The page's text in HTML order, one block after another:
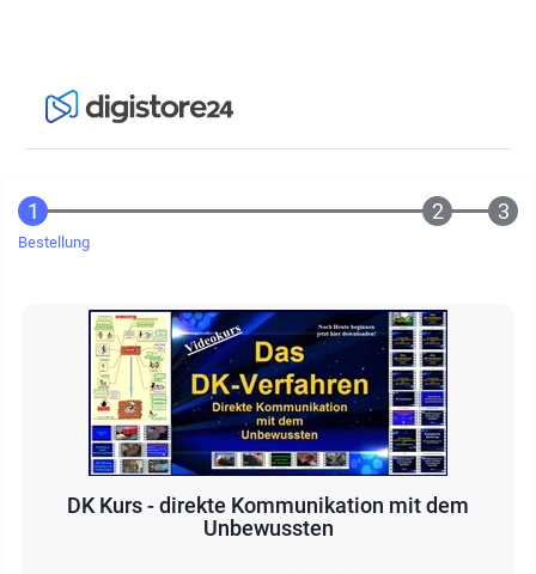
Bestellung
DK Kurs - direkte Kommunikation mit dem
Unbewussten